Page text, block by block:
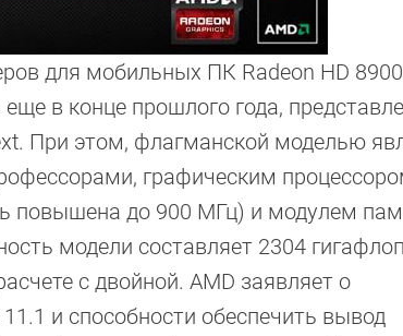
для мобильных ПК Radeon HD
в конце прошлого года,
При этом, флагманской моделью
графическим
повышена до 900 МГц) и модулем
модели составляет 2304
с двойной. AMD заявляет о
и способности обеспечить вывод